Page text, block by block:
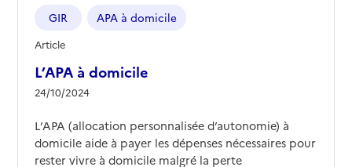
L’APA à domicile
24/10/2024
GIR APA à domicile
Article
L’APA (allocation personnalisée d’autonomie) à
domicile aide à payer les dépenses nécessaires pour
rester vivre à domicile malgré la perte